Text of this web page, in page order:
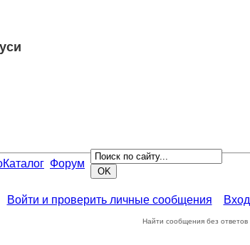
Форум
Войти и проверить личные сообщения Вход
Найти сообщения без ответов